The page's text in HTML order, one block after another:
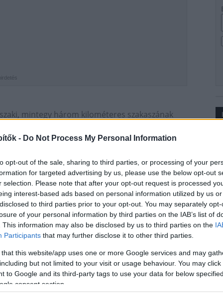
- Do Not Process My Personal Information
opt-out of the sale, sharing to third parties, or processing of your
for targeted advertising by us, please use the below opt-out
selection. Please note that after your opt-out request is processed
interest-based ads based on personal information utilized by us
to third parties prior to your opt-out. You may separately
of your personal information by third parties on the IAB’s list of
This information may also be disclosed by us to third parties on the
Participants that may further disclose it to other third parties.
that this website/app uses one or more Google services and may
but not limited to your visit or usage behaviour. You may
to Google and its third-party tags to use your data for below
consent section.
mintegy három kilométeres szakaszának
is közvetlen összeköttetést jelent
Ennek köszönhetően a nyári
környéken. A fejlesztés nettó 125 698 653 forintba
útszakaszokat két forgalmi sávos
hídkorláttal építik meg. Az M7-es
út javításával, attól délre pedig
építésével alakítják ki a kerékpáros